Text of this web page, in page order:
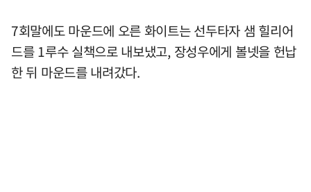
7회말에도 마운드에 오른 화이트는 선두타자 샘 힐리어
드를 1루수 실책으로 내보냈고, 장성우에게 볼넷을 헌납
한 뒤 마운드를 내려갔다.